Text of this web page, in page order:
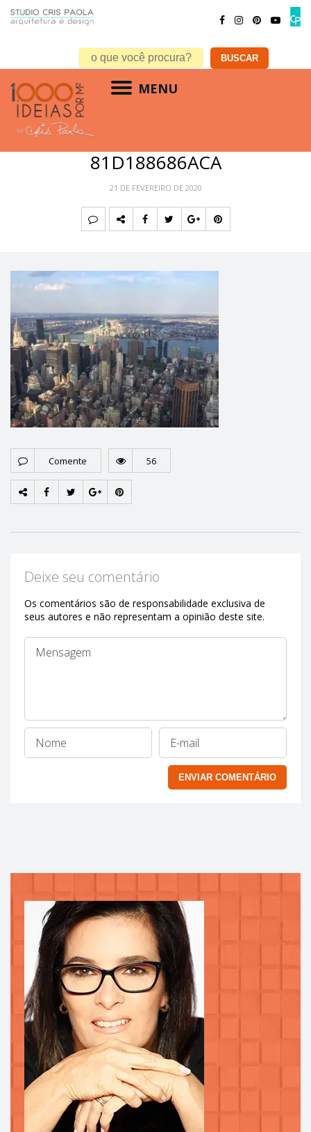
MENU
E935417D-BC6A-48BC-ABB1-
81D188686ACA
21 DE FEVEREIRO DE 2020
Comente 56
Deixe seu comentário
Os comentários são de responsabilidade exclusiva de
seus autores e não representam a opinião deste site.